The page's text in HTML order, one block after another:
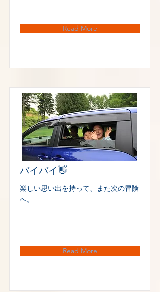
Read More
バイバイ👋
楽しい思い出を持って、また次の冒険
へ。
Read More